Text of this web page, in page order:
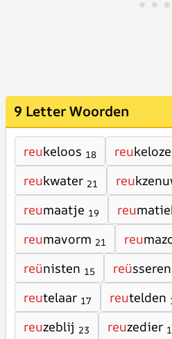
9 Letter Woorden
reukeloos 18 reukeloze
reukwater 21 reu
reumaatje 19 reu
reumavorm 21 reu
reünisten 15 reüsseren
reutelaar 17 reutelden
reuzeblij 23 reuzedier